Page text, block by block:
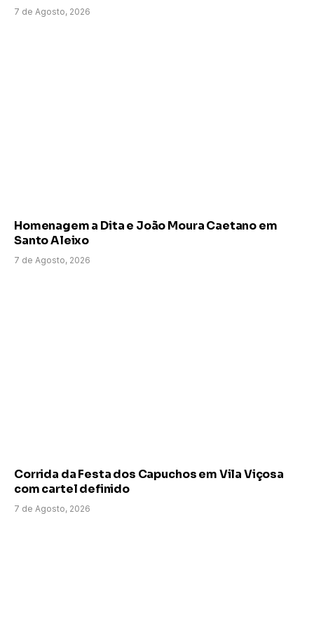
7 de Agosto, 2026
Homenagem a Dita e João Moura Caetano em
Santo Aleixo
7 de Agosto, 2026
Corrida da Festa dos Capuchos em Vila Viçosa
com cartel definido
7 de Agosto, 2026